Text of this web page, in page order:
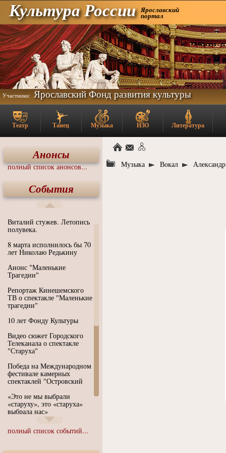
Культура России Ярославский
портал
Участники: Ярославский Фонд развития культуры
Театр Танец Музыка ИЗО Литература
Анонсы
полный список анонсов...
События
Виталий стужев. Летопись
полувека.
8 марта исполнилось бы 70
лет Николаю Редькину
Анонс "Маленькие
Трагедии"
Репортаж Кинешемского
ТВ о спектакле "Маленькие
трагедии"
10 лет Фонду Культуры
Видео сюжет Городского
Телеканала о спектакле
"Старуха"
Победа на Международном
фестивале камерных
спектаклей "Островский
«Это не мы выбрали
«старуху», это «старуха»
выбрала нас»
Иммерсивный спектакль
"Язык чистого полета
полный список событий...
Музыка Вокал